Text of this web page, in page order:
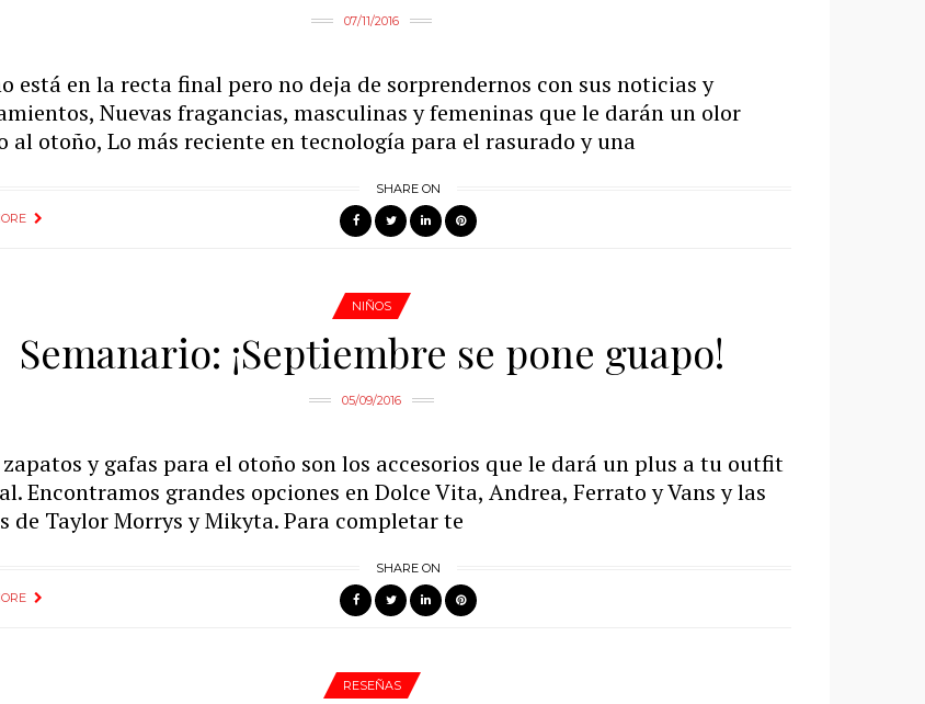
07/11/2016
está en la recta final pero no deja de sorprendernos con sus noticias y
Nuevas fragancias, masculinas y femeninas que le darán un olor
al otoño, Lo más reciente en tecnología para el rasurado y una
SHARE ON
NIÑOS
Semanario: ¡Septiembre se pone guapo!
05/09/2016
zapatos y gafas para el otoño son los accesorios que le dará un plus a tu outfit
Encontramos grandes opciones en Dolce Vita, Andrea, Ferrato y Vans y las
de Taylor Morrys y Mikyta. Para completar te
SHARE ON
RESEÑAS